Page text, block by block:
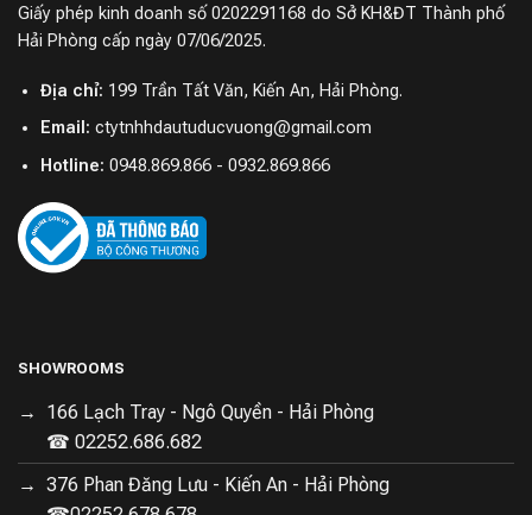
Giấy phép kinh doanh số 0202291168 do Sở KH&ĐT Thành phố
Hải Phòng cấp ngày 07/06/2025.
Địa chỉ: 199 Trần Tất Văn, Kiến An, Hải Phòng.
Email: ctytnhhdautuducvuong@gmail.com
Hotline: 0948.869.866 - 0932.869.866
SHOWROOMS
166 Lạch Tray - Ngô Quyền - Hải Phòng
☎ 02252.686.682
376 Phan Đăng Lưu - Kiến An - Hải Phòng